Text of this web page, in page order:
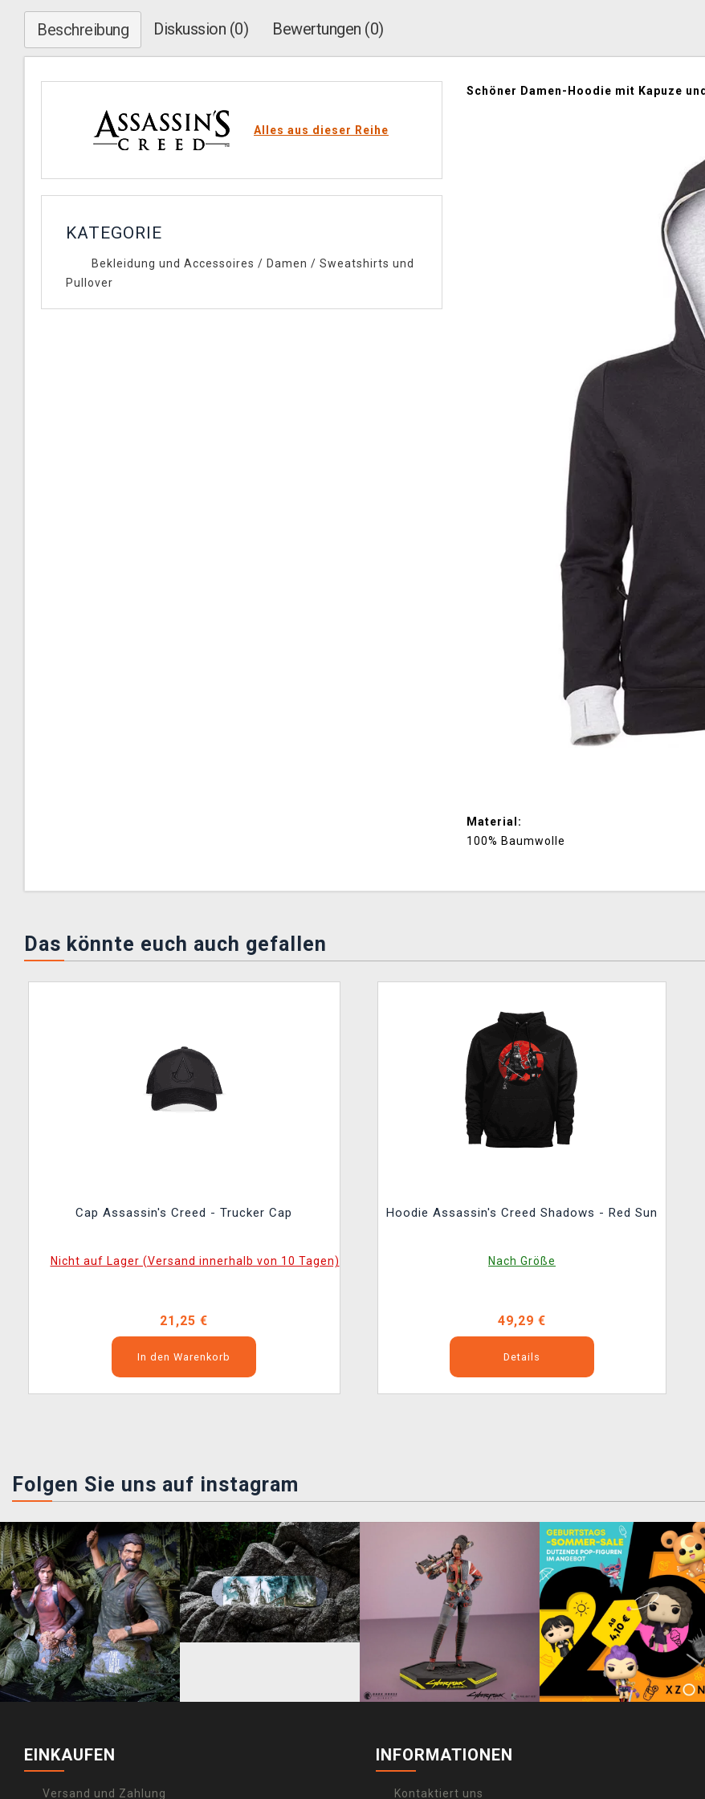
Beschreibung Diskussion (0) Bewertungen (0)
Alles aus dieser Reihe
KATEGORIE
Bekleidung und Accessoires / Damen / Sweatshirts und
Pullover
Schöner Damen-Hoodie mit Kapuze
Material:
100% Baumwolle
Das könnte euch auch gefallen
Cap Assassin's Creed - Trucker Cap
Nicht auf Lager (Versand innerhalb von 10 Tagen)
21,25 €
In den Warenkorb
Hoodie Assassin's Creed Shadows - Red Sun
Nach Größe
49,29 €
Details
Folgen Sie uns auf instagram
EINKAUFEN
Versand und Zahlung
INFORMATIONEN
Kontaktiert uns